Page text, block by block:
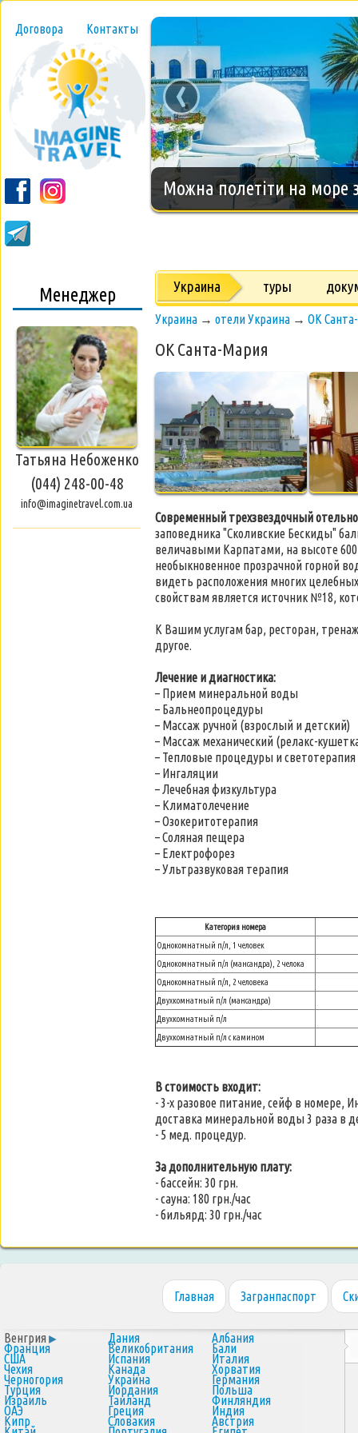
Договора Контакты
Новогодний тур на
‹
Менеджер
Татьяна Небоженко
(044) 248-00-48
info@imaginetravel.com.ua
Украина туры
Украина → отели Украина → ОК
ОК Санта-Мария
Современный трехзвездочный
заповедника "Сколивские Бескиды"
величавыми Карпатами, на высоте
необыкновенное прозрачной горной
видеть расположения многих
свойствам является источник №18,
К Вашим услугам бар, ресторан,
другое.
Лечение и диагностика:
– Прием минеральной воды
– Бальнеопроцедуры
– Массаж ручной (взрослый и детский)
– Массаж механический (релакс-
– Тепловые процедуры и
– Ингаляции
– Лечебная физкультура
– Климатолечение
– Озокеритотерапия
– Соляная пещера
– Електрофорез
– Ультразвуковая терапия
Категория номера
Однокомнатный п/л, 1 человек
Однокомнатный п/л (мансандра), 2 челока
Однокомнатный п/л, 2 человека
Двухкомнатный п/л (мансандра)
Двухкомнатный п/л
Двухкомнатный п/л с камином
В стоимость входит:
- 3-х разовое питание, сейф в номере,
доставка минеральной воды 3 раза в
- 5 мед. процедур.
За дополнительную плату:
- бассейн: 30 грн.
- сауна: 180 грн./час
- бильярд: 30 грн./час
Главная Загранпаспорт
Венгрия Дания Албания
Франция Великобритания Бали
США Испания Италия
Чехия Канада Хорватия
Черногория Украина Германия
Турция Иордания Польша
Израиль Таиланд Финляндия
ОАЭ Греция Индия
Кипр Словакия Австрия